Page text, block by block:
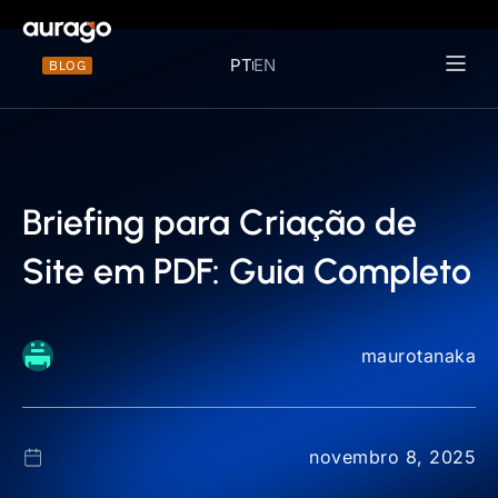
BLOG PTEN
Briefing para Criação de
Site em PDF: Guia Completo
maurotanaka
novembro 8, 2025